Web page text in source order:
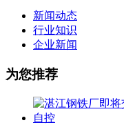
新闻动态
行业知识
企业新闻
为您推荐